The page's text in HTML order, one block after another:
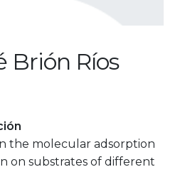
Brión Ríos
the molecular adsorption
on substrates of different